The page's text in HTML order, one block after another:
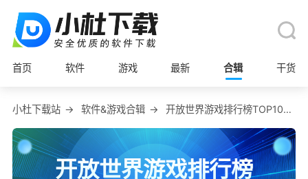
首页 软件 游戏 最新 合辑 干货
小杜下载站 → 软件&游戏合辑 → 开放世界游戏排行榜TOP10下载
开放世界游戏排行榜